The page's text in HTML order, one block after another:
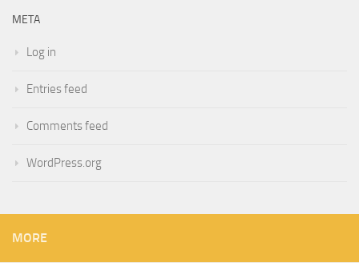
META
Log in
Entries feed
Comments feed
WordPress.org
MORE